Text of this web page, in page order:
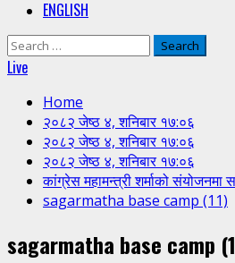
ENGLISH
Search
for:
Live
Home
२०८२ जेष्ठ ४, शनिबार १७:०६
२०८२ जेष्ठ ४, शनिबार १७:०६
२०८२ जेष्ठ ४, शनिबार १७:०६
कांग्रेस महामन्त्री शर्माको
sagarmatha base camp (11)
sagarmatha base camp